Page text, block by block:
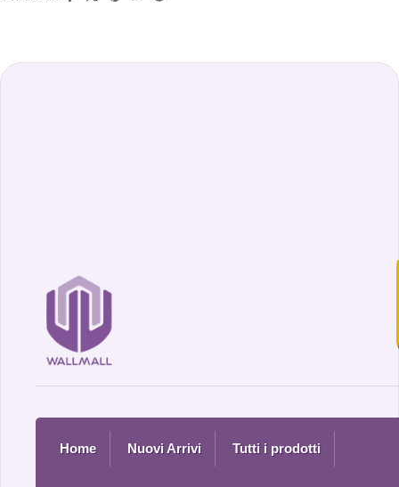
Home Nuovi Arrivi Tutti i prodotti